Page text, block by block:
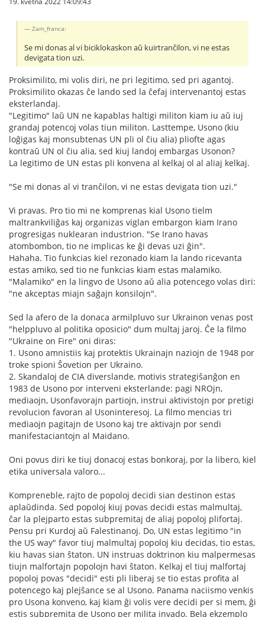
Zam_franca:
Se mi donas al vi biciklokaskon aŭ kuirtranĉilon, vi ne estas
devigata tion uzi.
Proksimilito, mi volis diri, ne pri legitimo, sed pri agantoj.
Proksimilito okazas ĉe lando sed la ĉefaj intervenantoj estas
eksterlandaj.
"Legitimo" laŭ UN ne kapablas haltigi militon kiam iu aŭ iuj
grandaj potencoj volas tiun militon. Lasttempe, Usono (kiu
loĝigas kaj monsubtenas UN pli ol ĉiu alia) pliofte agas
kontraŭ UN ol ĉiu alia, sed kiuj landoj embargas Usonon?
La legitimo de UN estas pli konvena al kelkaj ol al aliaj kelkaj.
"Se mi donas al vi tranĉilon, vi ne estas devigata tion uzi."
Vi pravas. Pro tio mi ne komprenas kial Usono tielm
maltrankviliĝas kaj organizas viglan embargon kiam Irano
progresigas nuklearan industrion. "Se Irano havas
atombombon, tio ne implicas ke ĝi devas uzi ĝin".
Hahaha. Tio funkcias kiel rezonado kiam la lando ricevanta
estas amiko, sed tio ne funkcias kiam estas malamiko.
"Malamiko" en la lingvo de Usono aŭ alia potencego volas diri:
"ne akceptas miajn saĝajn konsilojn".
Sed la afero de la donaca armilpluvo sur Ukrainon venas post
"helppluvo al politika oposicio" dum multaj jaroj. Ĉe la filmo
"Ukraine on Fire" oni diras:
1. Usono amnistiis kaj protektis Ukrainajn naziojn de 1948 por
troke spioni Ŝovetion per Ukraino.
2. Skandaloj de CIA diverslande, motivis strategiŝanĝon en
1983 de Usono por interveni eksterlande: pagi NROjn,
mediaojn, Usonfavorajn partiojn, instrui aktivistojn por pretigi
revolucion favoran al Usoninteresoj. La filmo mencias tri
mediaojn pagitajn de Usono kaj tre aktivajn por sendi
manifestaciantojn al Maidano.
Oni povus diri ke tiuj donacoj estas bonkoraj, por la libero, kiel
etika universala valoro...
Kompreneble, rajto de popoloj decidi sian destinon estas
aplaŭdinda. Sed popoloj kiuj povas decidi estas malmultaj,
ĉar la plejparto estas subpremitaj de aliaj popoloj plifortaj.
Pensu pri Kurdoj aŭ Falestinanoj. Do, UN estas legitimo "in
the US way" favor tiuj malmultaj popoloj kiu decidas, tio estas,
kiu havas sian ŝtaton. UN instruas doktrinon kiu malpermesas
tiujn malfortajn popolojn havi ŝtaton. Kelkaj el tiuj malfortaj
popoloj povas "decidi" esti pli liberaj se tio estas profita al
potencego kaj plejŝance se al Usono. Panama naciismo venkis
pro Usona konveno, kaj kiam ĝi volis vere decidi per si mem, ĝi
estis subpremita de Usono per milita invado. Bela ekzemplo